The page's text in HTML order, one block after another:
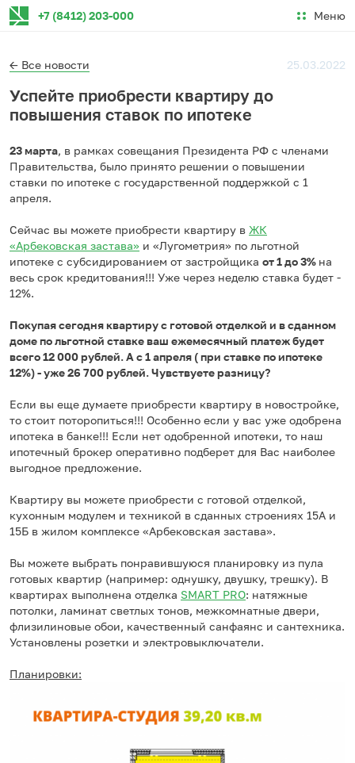
+7 (8412) 203-000 Меню
← Все новости 25.03.2022
Успейте приобрести квартиру до
повышения ставок по ипотеке
23 марта, в рамках совещания Президента РФ с членами
Правительства, было принято решении о повышении
ставки по ипотеке с государственной поддержкой с 1
апреля.
Сейчас вы можете приобрести квартиру в ЖК
«Арбековская застава» и «Лугометрия» по льготной
ипотеке с субсидированием от застройщика от 1 до 3% на
весь срок кредитования!!! Уже через неделю ставка будет -
12%.
Покупая сегодня квартиру с готовой отделкой и в сданном
доме по льготной ставке ваш ежемесячный платеж будет
всего 12 000 рублей. А с 1 апреля ( при ставке по ипотеке
12%) - уже 26 700 рублей. Чувствуете разницу?
Если вы еще думаете приобрести квартиру в новостройке,
то стоит поторопиться!!! Особенно если у вас уже одобрена
ипотека в банке!!! Если нет одобренной ипотеки, то наш
ипотечный брокер оперативно подберет для Вас наиболее
выгодное предложение.
Квартиру вы можете приобрести с готовой отделкой,
кухонным модулем и техникой в сданных строениях 15А и
15Б в жилом комплексе «Арбековская застава».
Вы можете выбрать понравившуюся планировку из пула
готовых квартир (например: однушку, двушку, трешку). В
квартирах выполнена отделка SMART PRO: натяжные
потолки, ламинат светлых тонов, межкомнатные двери,
флизилиновые обои, качественный санфаянс и сантехника.
Установлены розетки и электровыключатели.
Планировки: